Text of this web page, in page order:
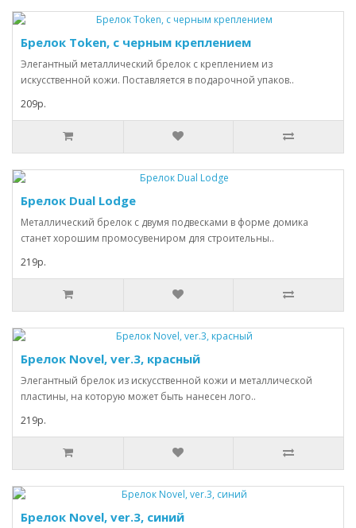
Брелок Token, с черным креплением
Элегантный металлический брелок с креплением из
искусственной кожи. Поставляется в подарочной упаков..
209р.
Брелок Dual Lodge
Металлический брелок с двумя подвесками в форме домика
станет хорошим промосувениром для строительны..
219р.
Брелок Novel, ver.3, красный
Элегантный брелок из искусственной кожи и металлической
пластины, на которую может быть нанесен лого..
219р.
Брелок Novel, ver.3, синий